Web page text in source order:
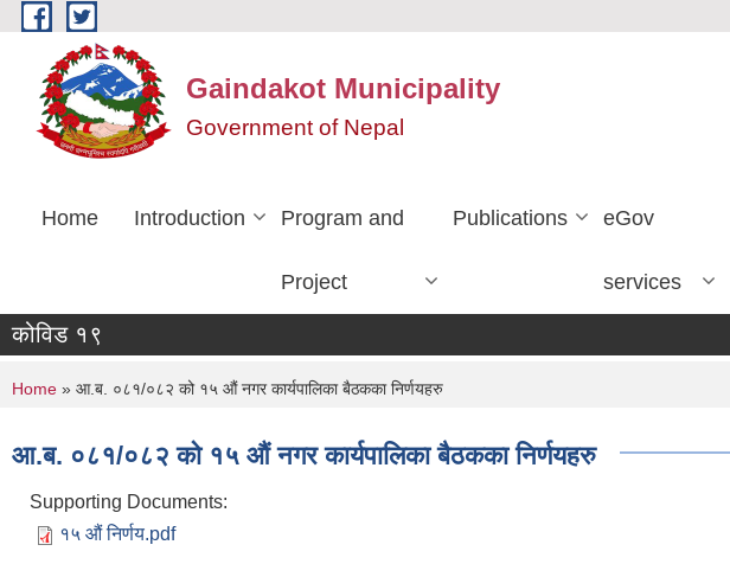
Skip to main content
Gaindakot Municipality
Government of Nepal
Home Introduction Program and
Project
Publications eGov
services
कोविड १९
You are here
Home » आ.ब. ०८१/०८२ को १५ औं नगर कार्यपालिका बैठकका निर्णयहरु
आ.ब. ०८१/०८२ को १५ औं नगर कार्यपालिका बैठकका निर्णयहरु
Supporting Documents:
१५ औं निर्णय.pdf